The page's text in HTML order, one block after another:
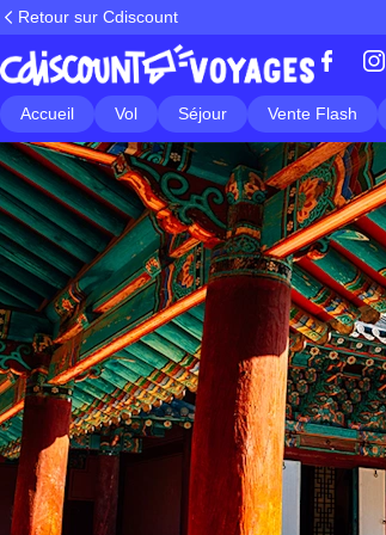
Retour sur Cdiscount
Accueil Vol Séjour Vente Flash